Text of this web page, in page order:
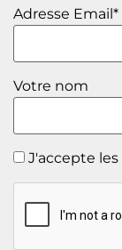
Adresse Email*
Votre nom
J'accepte les